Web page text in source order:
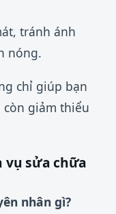
tránh ánh
nóng.
chỉ giúp bạn
giảm thiểu
vụ sửa chữa
nhân gì?